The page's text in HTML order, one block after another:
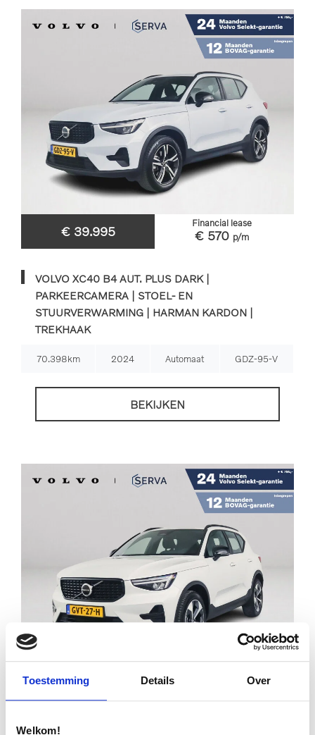
Toestemming Details Over
Welkom!
€ 39.995
Financial lease
€ 570 p/m
VOLVO XC40 B4 AUT. PLUS DARK |
PARKEERCAMERA | STOEL- EN
STUURVERWARMING | HARMAN KARDON |
TREKHAAK
70.398km 2024 Automaat GDZ-95-V
BEKIJKEN
€ 39.995
Financial lease